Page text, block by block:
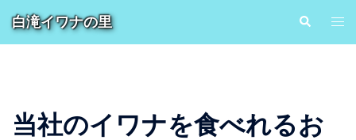
ン白滝イワナの里
検
ト
グ
当社のイワナを食べれるお